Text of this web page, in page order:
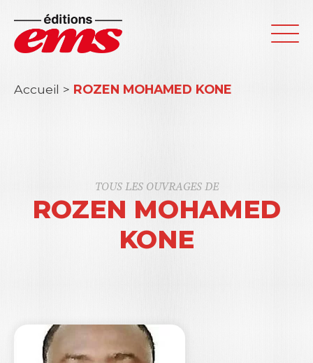
Accueil > ROZEN MOHAMED KONE
TOUS LES OUVRAGES DE
ROZEN MOHAMED
KONE